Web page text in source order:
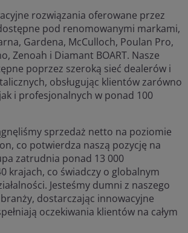
rozwiązania oferowane przez
pod renomowanymi markami,
Gardena, McCulloch, Poulan Pro,
Zenoah i Diamant BOART. Nasze
poprzez szeroką sieć dealerów i
obsługując klientów zarówno
i profesjonalnych w ponad 100
sprzedaż netto na poziomie
co potwierdza naszą pozycję na
zatrudnia ponad 13 000
krajach, co świadczy o globalnym
Jesteśmy dumni z naszego
dostarczając innowacyjne
oczekiwania klientów na całym